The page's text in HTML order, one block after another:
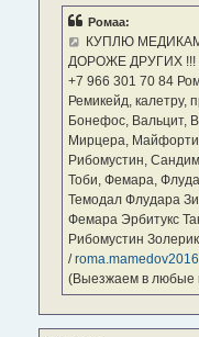
Ромаа:
КУПЛЮ
ДОРОЖЕ ДРУГИХ !!!
‪+7 966 301 70 84‬
Ремикейд, калетру,
Бонефос, Вальцит,
Мирцера,
Рибомустин,
Тоби, Фемара,
Темодал Флудара
Фемара Эрбитукс
Рибомустин
/
(Выезжаем в любые